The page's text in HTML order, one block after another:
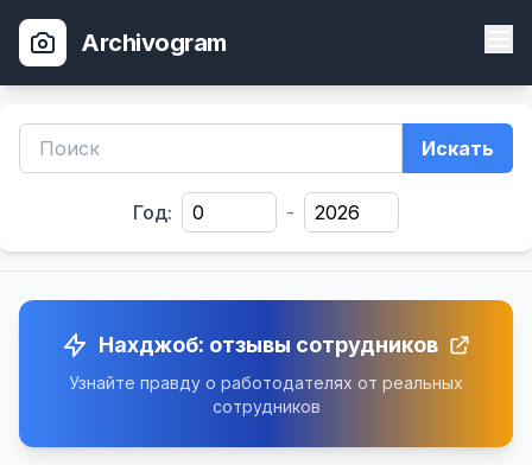
Archivogram
Искать
Год: -
Нахджоб: отзывы сотрудников
Узнайте правду о работодателях от реальных
сотрудников